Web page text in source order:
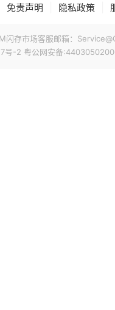
免责声明 隐私政策
闪存市场客服邮箱：
号-2 粤公网安备